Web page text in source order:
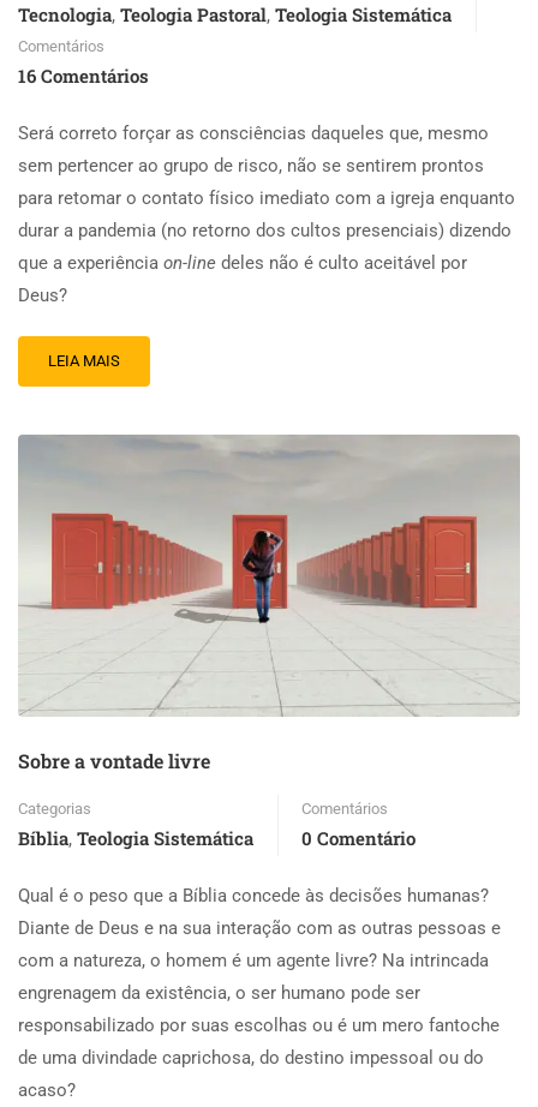
Tecnologia, Teologia Pastoral, Teologia Sistemática
Comentários
16 Comentários
Será correto forçar as consciências daqueles que, mesmo
sem pertencer ao grupo de risco, não se sentirem prontos
para retomar o contato físico imediato com a igreja enquanto
durar a pandemia (no retorno dos cultos presenciais) dizendo
que a experiência on-line deles não é culto aceitável por
Deus?
LEIA MAIS
Sobre a vontade livre
Categorias
Bíblia, Teologia Sistemática
Comentários
0 Comentário
Qual é o peso que a Bíblia concede às decisões humanas?
Diante de Deus e na sua interação com as outras pessoas e
com a natureza, o homem é um agente livre? Na intrincada
engrenagem da existência, o ser humano pode ser
responsabilizado por suas escolhas ou é um mero fantoche
de uma divindade caprichosa, do destino impessoal ou do
acaso?